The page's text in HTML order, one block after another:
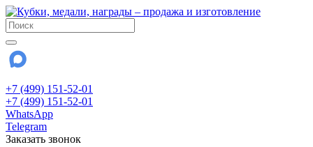
+7 (499) 151-52-01
+7 (499) 151-52-01
WhatsApp
Telegram
Заказать звонок